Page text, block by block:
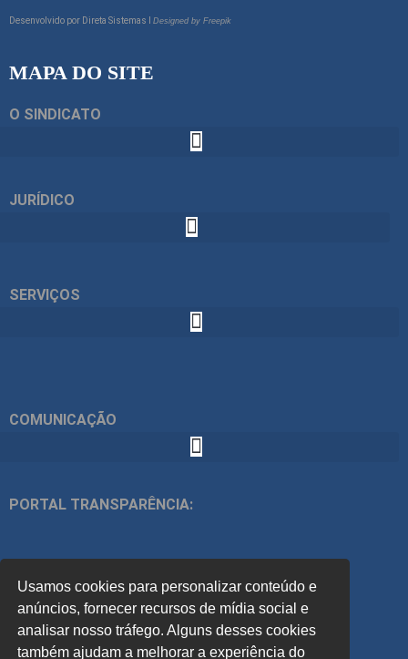
Desenvolvido por Direta Sistemas I Designed by Freepik
MAPA DO SITE
O SINDICATO
JURÍDICO
SERVIÇOS
COMUNICAÇÃO
PORTAL TRANSPARÊNCIA:
ACOMPANHE
Usamos cookies para personalizar conteúdo e
anúncios, fornecer recursos de mídia social e
analisar nosso tráfego. Alguns desses cookies
também ajudam a melhorar a experiência do